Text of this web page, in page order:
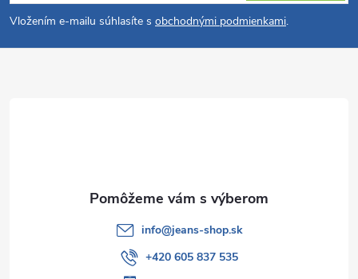
r
e
p
Vložením e-mailu súhlasíte s obchodnými podmienkami.
info@jeans-shop.sk
+420 605 837 535